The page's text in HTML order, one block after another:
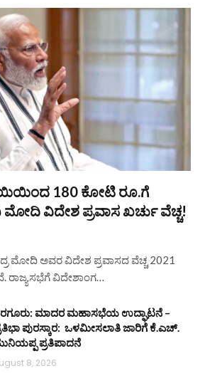
180 ಕೋಟಿ ರೂ.ಗೆ
ಮೋದಿ ವಿದೇಶ ಪ್ರವಾಸ ಖರ್ಚು ವೆಚ್ಚ!
ಮೋದಿ ಅವರ ವಿದೇಶ ಪ್ರವಾಸದ ವೆಚ್ಚ 2021
ರಾಜ್ಯಸಭೆಗೆ ವಿದೇಶಾಂಗ…
ಮಾದರ ಮಹಾಸಭೆಯ ಉದ್ಘಾಟನೆ –
ಪುರಸ್ಕಾರ: ಒಳಮೀಸಲಾತಿ ಜಾರಿಗೆ ಕೆ.ಎಚ್.
ಪ್ರತಿಪಾದನೆ
8, 2026